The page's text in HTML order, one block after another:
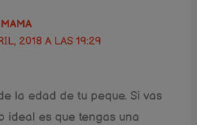
2018 A LAS 19:29
la edad de tu peque. Si vas
ideal es que tengas una